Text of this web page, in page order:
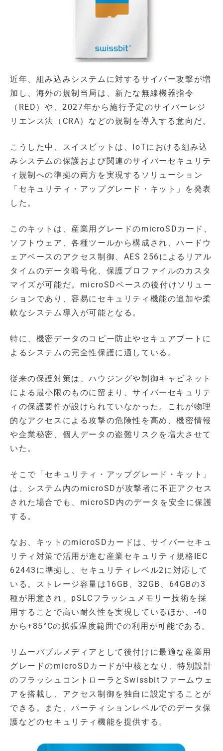
近年、組み込みシステムに対するサイバー攻撃が増
加し、海外の規制当局は、新たな無線機器指令
（RED）や、2027年から施行予定のサイバーレジ
リエンス法（CRA）などの規制を導入する意向だ。
こうした中、スイスビットは、IoTにおける組み込
みシステムの保護および関連のサイバーセキュリテ
ィ規制への準拠の両方を実現するソリューション
「セキュリティ・アップグレード・キット」を発表
した。
このキットは、産業用グレードのmicroSDカード、
ソフトウェア、各種ツールから構成され、ハードウ
ェアベースのアクセス制御、AES 256によるリアル
タイムのデータ暗号化、保護プロファイルのカスタ
マイズが可能だ。microSDベースの後付けソリュー
ションであり、容易にセキュリティ機能の追加や柔
軟なシステム導入が可能となる。
特に、機密データのコピー防止やセキュアブートに
よるシステムの完全性保護に適している。
従来の保護対策は、ハウジングや制御キャビネット
による最小限のものに留まり、サイバーセキュリテ
ィの保護要件が設けられていなかった。これが物理
的なアクセスによる攻撃の危険性を高め、機密情報
や企業秘密、個人データの盗難リスクを増大させて
いた。
そこで「セキュリティ・アップグレード・キット」
は、システム内のmicroSDが攻撃者に不正アクセス
された場合でも、microSD内のデータを安全に保護
する。
なお、キットのmicroSDカードは、サイバーセキュ
リティ対策で活用が進む産業セキュリティ規格IEC
62443に準拠し、セキュリティレベル2に対応して
いる。ストレージ容量は16GB、32GB、64GBの3
種が用意され、pSLCフラッシュメモリー技術を採
用することで高い耐久性を実現しているほか、-40
から+85°Cの拡張温度範囲での利用が可能である。
リムーバブルメディアとして後付けに最適な産業用
グレードのmicroSDカードが中核となり、特別設計
のフラッシュコントローラとSwissbitファームウェ
アを搭載し、アクセス制御を独自に設定することが
できる。また、パーティションレベルでのデータ保
護などのセキュリティ機能を提供する。